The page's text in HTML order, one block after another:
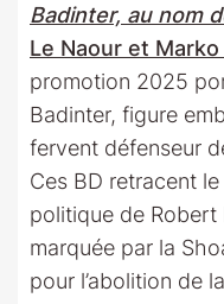
Badinter, au nom
Le Naour et
promotion 2025
Badinter, figure
fervent défenseur
Ces BD retracent
politique de Robert
marquée par la
pour l’abolition de